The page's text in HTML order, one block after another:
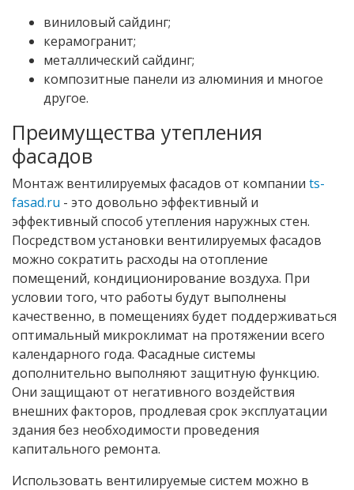
виниловый сайдинг;
керамогранит;
металлический сайдинг;
композитные панели из алюминия и многое
другое.
Преимущества утепления
фасадов
Монтаж вентилируемых фасадов от компании ts-
fasad.ru - это довольно эффективный и
эффективный способ утепления наружных стен.
Посредством установки вентилируемых фасадов
можно сократить расходы на отопление
помещений, кондиционирование воздуха. При
условии того, что работы будут выполнены
качественно, в помещениях будет поддерживаться
оптимальный микроклимат на протяжении всего
календарного года. Фасадные системы
дополнительно выполняют защитную функцию.
Они защищают от негативного воздействия
внешних факторов, продлевая срок эксплуатации
здания без необходимости проведения
капитального ремонта.
Использовать вентилируемые систем можно в